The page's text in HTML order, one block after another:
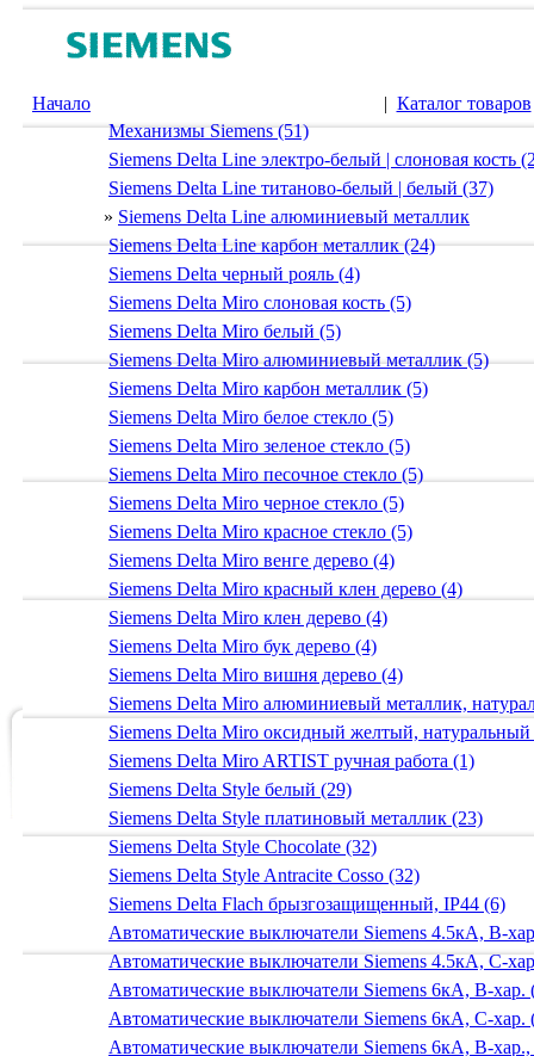
Начало | Каталог товаров
Механизмы Siemens (51)
Siemens Delta Line электро-белый | слоновая кость
Siemens Delta Line титаново-белый | белый (37)
» Siemens Delta Line алюминиевый металлик
Siemens Delta Line карбон металлик (24)
Siemens Delta черный рояль (4)
Siemens Delta Miro слоновая кость (5)
Siemens Delta Miro белый (5)
Siemens Delta Miro алюминиевый металлик (5)
Siemens Delta Miro карбон металлик (5)
Siemens Delta Miro белое стекло (5)
Siemens Delta Miro зеленое стекло (5)
Siemens Delta Miro песочное стекло (5)
Siemens Delta Miro черное стекло (5)
Siemens Delta Miro красное стекло (5)
Siemens Delta Miro венге дерево (4)
Siemens Delta Miro красный клен дерево (4)
Siemens Delta Miro клен дерево (4)
Siemens Delta Miro бук дерево (4)
Siemens Delta Miro вишня дерево (4)
Siemens Delta Miro алюминиевый металлик,
Siemens Delta Miro оксидный желтый,
Siemens Delta Miro ARTIST ручная работа (1)
Siemens Delta Style белый (29)
Siemens Delta Style платиновый металлик (23)
Siemens Delta Style Chocolate (32)
Siemens Delta Style Antracite Cosso (32)
Siemens Delta Flach брызгозащищенный, IP44 (6)
Автоматические выключатели Siemens 4.5кА, B-
Автоматические выключатели Siemens 4.5кА, C-
Автоматические выключатели Siemens 6кА, B-хар.
Автоматические выключатели Siemens 6кА, С-хар.
Автоматические выключатели Siemens 6кА, B-